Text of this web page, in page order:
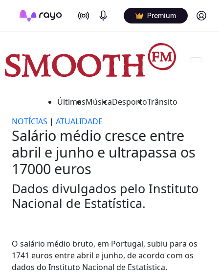
On Air Podcasts Premium Log in
ÚltimasMúsicaDesportoTrânsito
NOTÍCIAS | ATUALIDADE
Salário médio cresce entre
abril e junho e ultrapassa os
17000 euros
Dados divulgados pelo Instituto
Nacional de Estatística.
O salário médio bruto, em Portugal, subiu para os
1741 euros entre abril e junho, de acordo com os
dados do Instituto Nacional de Estatística.